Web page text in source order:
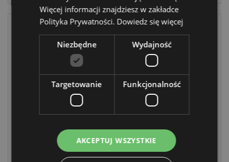
Jingle Bunch
Christmas
XTY1045
Więcej informacji znajdziesz w zakładce
Polityka Prywatności. Dowiedz się więcej
Niezbędne Wydajność
Targetowanie Funkcjonalność
AKCEPTUJ WSZYSTKIE